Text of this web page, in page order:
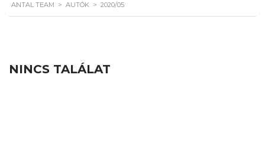
ANTAL TEAM > AUTÓK > 2020/05
NINCS TALÁLAT